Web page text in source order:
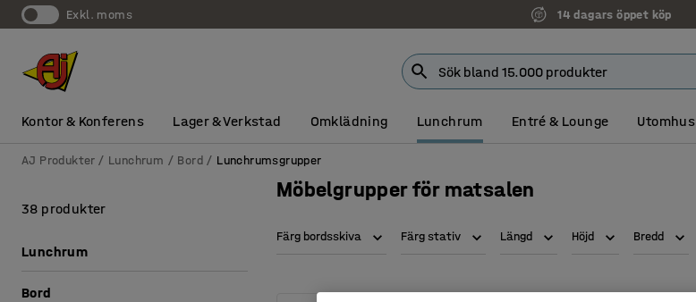
exkl. moms 14 dagars öppet köp
Kontor & Konferens Lager & Verkstad Omklädning Lunchrum Entré & Lounge Utomhus
AJ Produkter Lunchrum Bord Lunchrumsgrupper
Möbelgrupper för matsalen
Färg bordsskiva Färg stativ Längd Höjd Bredd
38 produkter
Lunchrum
Bord